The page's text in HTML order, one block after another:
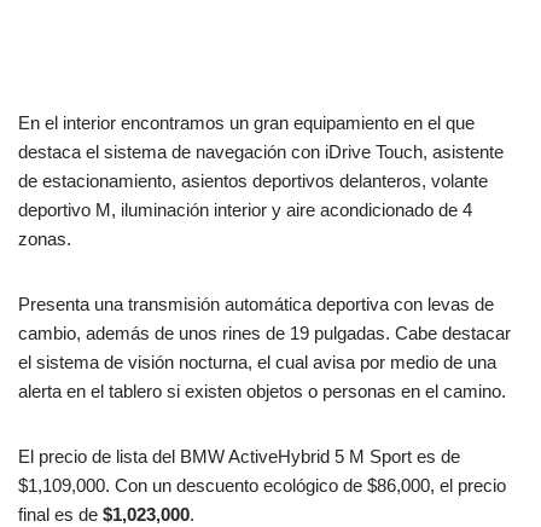
En el interior encontramos un gran equipamiento en el que
destaca el sistema de navegación con iDrive Touch, asistente
de estacionamiento, asientos deportivos delanteros, volante
deportivo M, iluminación interior y aire acondicionado de 4
zonas.
Presenta una transmisión automática deportiva con levas de
cambio, además de unos rines de 19 pulgadas. Cabe destacar
el sistema de visión nocturna, el cual avisa por medio de una
alerta en el tablero si existen objetos o personas en el camino.
El precio de lista del BMW ActiveHybrid 5 M Sport es de
$1,109,000. Con un descuento ecológico de $86,000, el precio
final es de $1,023,000.